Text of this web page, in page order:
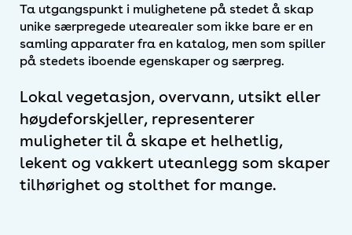
Ta utgangspunkt i mulighetene på stedet å skap
unike særpregede utearealer som ikke bare er en
samling apparater fra en katalog, men som spiller
på stedets iboende egenskaper og særpreg.
Lokal vegetasjon, overvann, utsikt eller
høydeforskjeller, representerer
muligheter til å skape et helhetlig,
lekent og vakkert uteanlegg som skaper
tilhørighet og stolthet for mange.